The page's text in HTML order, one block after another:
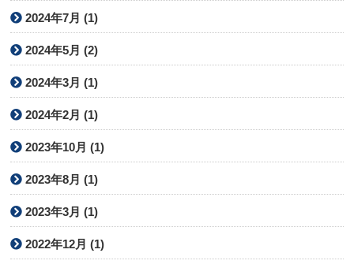
2024年7月 (1)
2024年5月 (2)
2024年3月 (1)
2024年2月 (1)
2023年10月 (1)
2023年8月 (1)
2023年3月 (1)
2022年12月 (1)